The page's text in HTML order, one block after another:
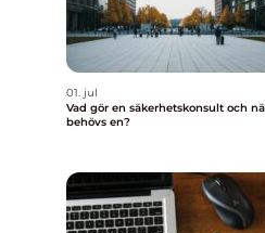
01. jul
Vad gör en säkerhetskonsult och när
behövs en?